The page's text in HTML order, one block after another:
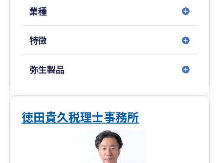
まずはぜひお気軽にお問い合わせください。
業種
特徴
弥生製品
徳田貴久税理士事務所